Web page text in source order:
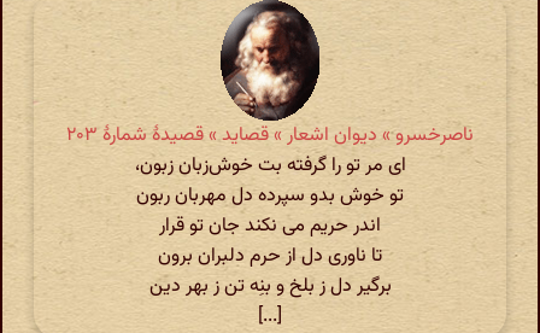
ناصرخسرو » دیوان اشعار » قصاید » قصیدهٔ شمارهٔ ۲۰۳
ای مر تو را گرفته بت خوش‌زبان زبون،
تو خوش بدو سپرده دل مهربان ربون
اندر حریم می نکند جان تو قرار
تا ناوری دل از حرم دلبران برون
برگیر دل ز بلخ و بنِه تن ز بهر دین
[...]